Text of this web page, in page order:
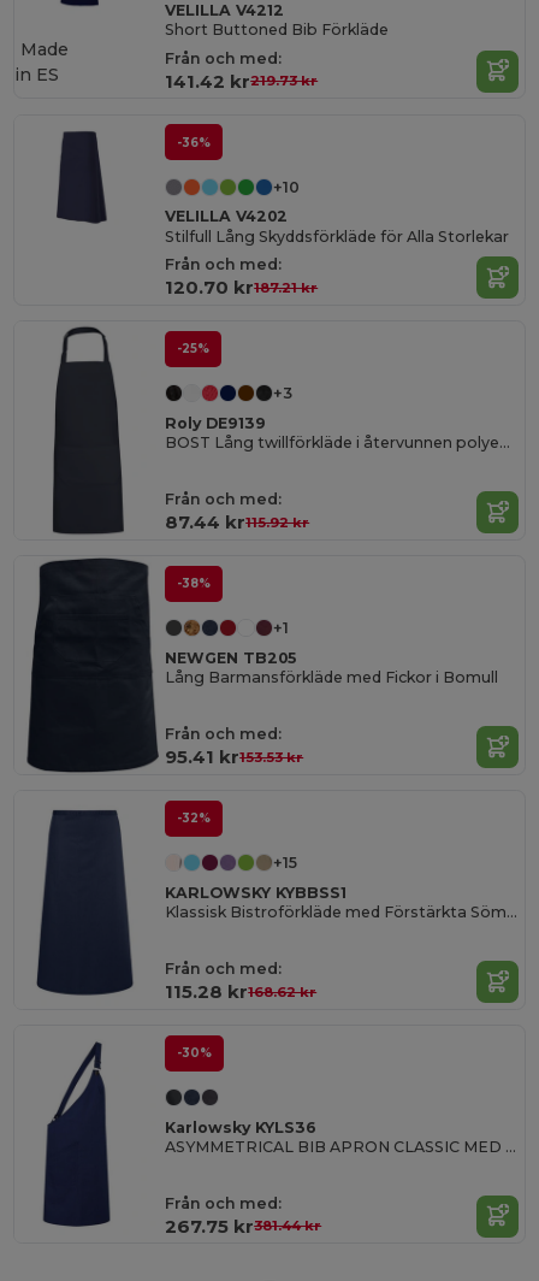
VELILLA V4212
Short Buttoned Bib Förkläde
Från och med:
141.42 kr219.73 kr
Made
in ES
-36%
+10
VELILLA V4202
Stilfull Lång Skyddsförkläde för Alla Storlekar
Från och med:
120.70 kr187.21 kr
-25%
+3
Roly DE9139
BOST Lång twillförkläde i återvunnen polyester och bomull
Från och med:
87.44 kr115.92 kr
-38%
+1
NEWGEN TB205
Lång Barmansförkläde med Fickor i Bomull
Från och med:
95.41 kr153.53 kr
-32%
+15
KARLOWSKY KYBBSS1
Klassisk Bistroförkläde med Förstärkta Sömmar
Från och med:
115.28 kr168.62 kr
-30%
Karlowsky KYLS36
ASYMMETRICAL BIB APRON CLASSIC MED FICKA
Från och med:
267.75 kr381.44 kr